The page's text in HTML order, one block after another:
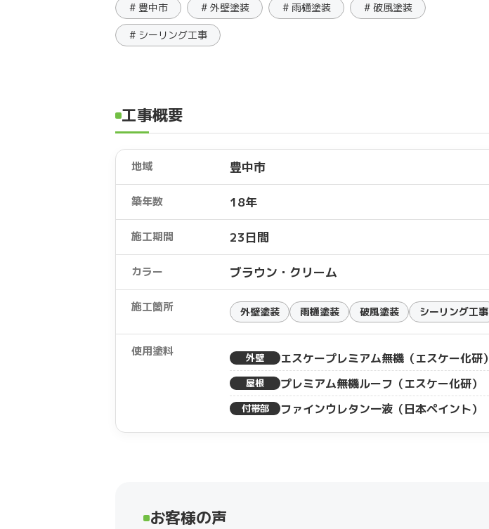
# 豊中市 # 外壁塗装 # 雨樋塗装 # 破風塗装
# シーリング工事
工事概要
地域 豊中市
築年数 18年
施工期間 23日間
カラー ブラウン・クリーム
施工箇所 外壁塗装 雨樋塗装 破風塗装 シーリング工事
使用塗料 外壁 エスケープレミアム無機（エスケー化研）
屋根 プレミアム無機ルーフ（エスケー化研）
付帯部 ファインウレタン一液（日本ペイント）
お客様の声